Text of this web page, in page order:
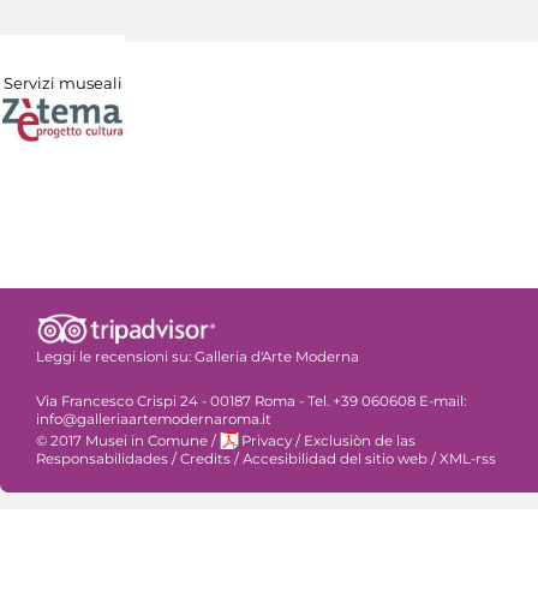
Servizi museali
Leggi le recensioni su: Galleria d'Arte Moderna
Via Francesco Crispi 24 - 00187 Roma - Tel. +39 060608 E-mail:
info@galleriaartemodernaroma.it
© 2017 Musei in Comune / Privacy / Exclusiòn de las
Responsabilidades / Credits / Accesibilidad del sitio web / XML-rss